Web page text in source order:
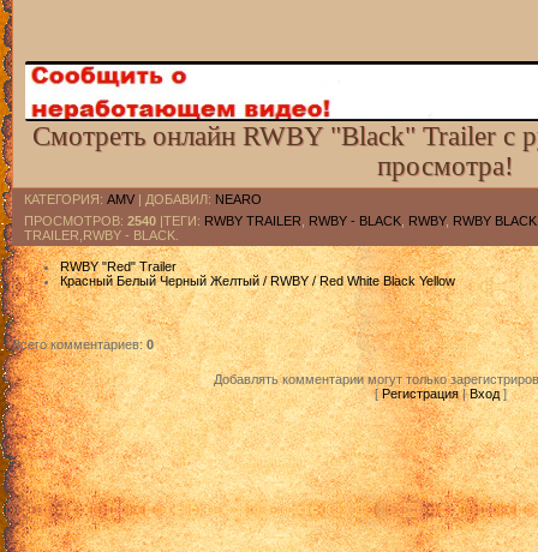
Смотреть онлайн RWBY "Black" Trailer с
просмотра!
КАТЕГОРИЯ: AMV | ДОБАВИЛ: NEARO
ПРОСМОТРОВ: 2540 |ТЕГИ: RWBY TRAILER RWBY - BLACK RWBY, RWBY
TRAILER,RWBY - BLACK.
RWBY "Red" Trailer
Красный Белый Черный Желтый / RWBY / Red White Black Yellow
Всего комментариев:0
Добавлять комментарии могут только
[Регистрация|Вход]